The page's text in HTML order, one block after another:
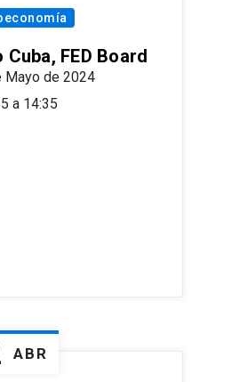
Cuba, FED Board
Mayo de 2024
a 14:35
ABR